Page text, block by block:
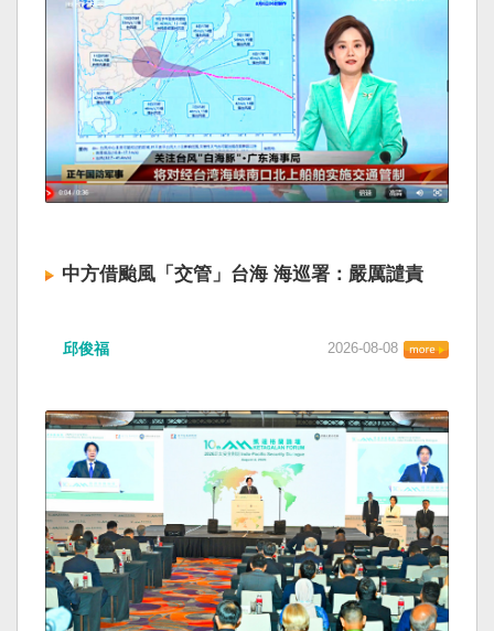
中方借颱風「交管」台海 海巡署：嚴厲譴責
邱俊福 2026-08-08